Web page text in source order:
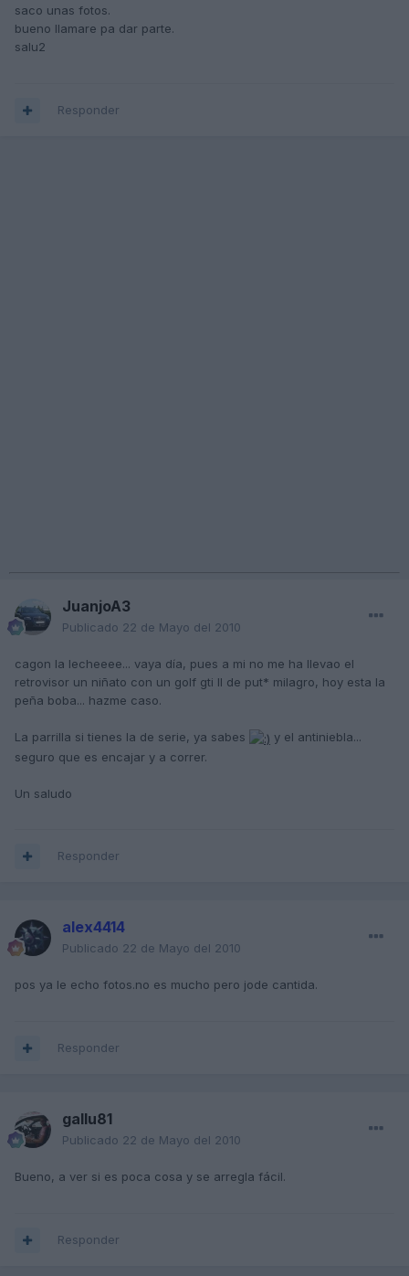
saco unas fotos.
bueno llamare pa dar parte.
salu2
Responder
JuanjoA3
Publicado 22 de Mayo del 2010
cagon la lecheeee... vaya día, pues a mi no me ha llevao el
retrovisor un niñato con un golf gti II de put* milagro, hoy esta la
peña boba... hazme caso.
La parrilla si tienes la de serie, ya sabes
y el antiniebla...
seguro que es encajar y a correr.
Un saludo
Responder
alex4414
Publicado 22 de Mayo del 2010
pos ya le echo fotos.no es mucho pero jode cantida.
Responder
gallu81
Publicado 22 de Mayo del 2010
Bueno, a ver si es poca cosa y se arregla fácil.
Responder